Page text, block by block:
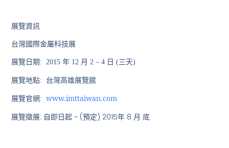
展覽資訊
台灣國際金屬科技展
展覽日期 : 2015年 12 月 2 – 4 日 (三天)
展覽地點: 台灣高雄展覽館
展覽官網 :www.imttaiwan.com
展覽徵展: 自即日起 ~ (預定) 2015年 8 月 底